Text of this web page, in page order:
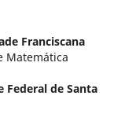
Franciscana
Matemática
Federal de Santa